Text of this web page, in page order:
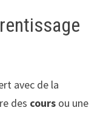
avec de la
des coursou une